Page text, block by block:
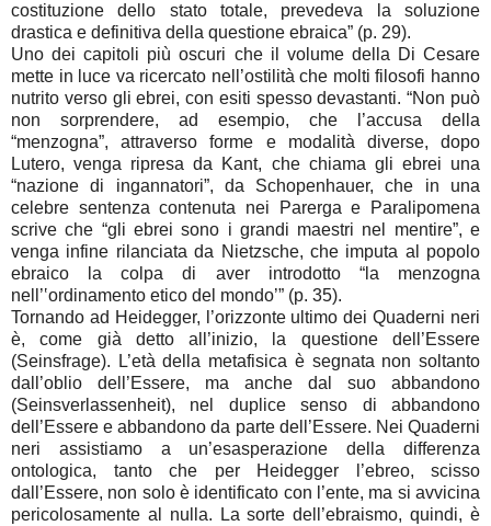
costituzione dello stato totale, prevedeva la soluzione
drastica e definitiva della questione ebraica” (p. 29).
Uno dei capitoli più oscuri che il volume della Di Cesare
mette in luce va ricercato nell’ostilità che molti filosofi hanno
nutrito verso gli ebrei, con esiti spesso devastanti. “Non può
non sorprendere, ad esempio, che l’accusa della
“menzogna”, attraverso forme e modalità diverse, dopo
Lutero, venga ripresa da Kant, che chiama gli ebrei una
“nazione di ingannatori”, da Schopenhauer, che in una
celebre sentenza contenuta nei Parerga e Paralipomena
scrive che “gli ebrei sono i grandi maestri nel mentire”, e
venga infine rilanciata da Nietzsche, che imputa al popolo
ebraico la colpa di aver introdotto “la menzogna
nell’‛ordinamento etico del mondo’” (p. 35).
Tornando ad Heidegger, l’orizzonte ultimo dei Quaderni neri
è, come già detto all’inizio, la questione dell’Essere
(Seinsfrage). L’età della metafisica è segnata non soltanto
dall’oblio dell’Essere, ma anche dal suo abbandono
(Seinsverlassenheit), nel duplice senso di abbandono
dell’Essere e abbandono da parte dell’Essere. Nei Quaderni
neri assistiamo a un’esasperazione della differenza
ontologica, tanto che per Heidegger l’ebreo, scisso
dall’Essere, non solo è identificato con l’ente, ma si avvicina
pericolosamente al nulla. La sorte dell’ebraismo, quindi, è